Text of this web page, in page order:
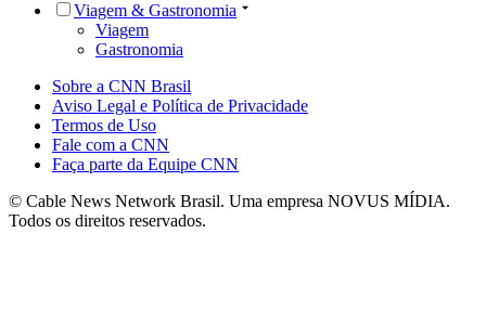
Viagem & Gastronomia
Viagem
Gastronomia
Sobre a CNN Brasil
Aviso Legal e Política de Privacidade
Termos de Uso
Fale com a CNN
Faça parte da Equipe CNN
© Cable News Network Brasil. Uma empresa NOVUS MÍDIA.
Todos os direitos reservados.